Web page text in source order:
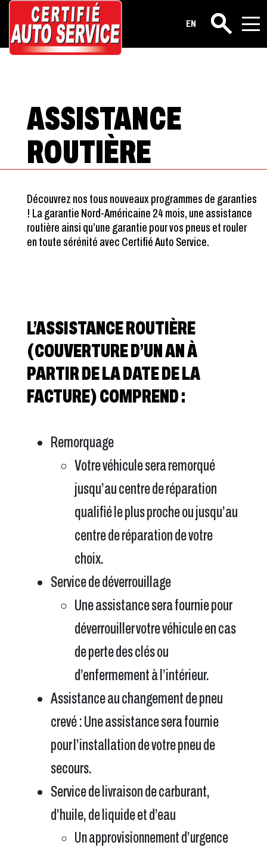
EN Rechercher
Garanties – Assistance routière
ASSISTANCE
ROUTIÈRE
Découvrez nos tous nouveaux programmes de garanties
! La garantie Nord-Américaine 24 mois, une assistance
routière ainsi qu’une garantie pour vos pneus et rouler
en toute sérénité avec Certifié Auto Service.
L’ASSISTANCE ROUTIÈRE
(COUVERTURE D’UN AN À
PARTIR DE LA DATE DE LA
FACTURE) COMPREND :
Remorquage
Votre véhicule sera remorqué
jusqu’au centre de réparation
qualifié le plus proche ou jusqu’au
centre de réparation de votre
choix.
Service de déverrouillage
Une assistance sera fournie pour
déverrouiller votre véhicule en cas
de perte des clés ou
d’enfermement à l’intérieur.
Assistance au changement de pneu
crevé : Une assistance sera fournie
pour l’installation de votre pneu de
secours.
Service de livraison de carburant,
d’huile, de liquide et d’eau
Un approvisionnement d’urgence